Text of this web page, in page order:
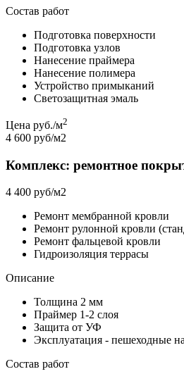
Состав работ
Подготовка поверхности
Подготовка узлов
Нанесение праймера
Нанесение полимера
Устройство примыканий
Светозащитная эмаль
Цена руб./м2
4 600 руб/м2
Комплекс: ремонтное
4 400 руб/м2
Ремонт мембранной кровли
Ремонт рулонной кровли
Ремонт фальцевой кровли
Гидроизоляция террасы
Описание
Толщина 2 мм
Праймер 1-2 слоя
Защита от УФ
Эксплуатация - пешеходные
Состав работ